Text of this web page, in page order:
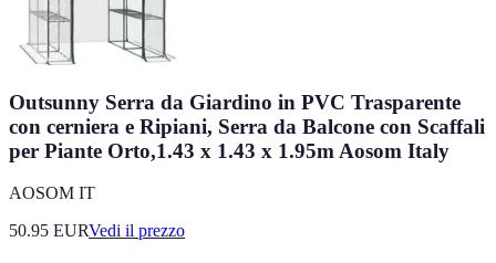
Outsunny Serra da Giardino in PVC Trasparente
con cerniera e Ripiani, Serra da Balcone con Scaffali
per Piante Orto,1.43 x 1.43 x 1.95m Aosom Italy
AOSOM IT
50.95 EURVedi il prezzo